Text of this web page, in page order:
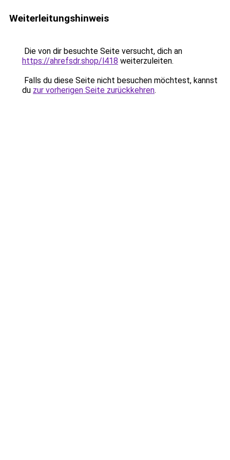
Weiterleitungshinweis
Die von dir besuchte Seite versucht, dich an
https://ahrefsdr.shop/l418 weiterzuleiten.
Falls du diese Seite nicht besuchen möchtest, kannst
du zur vorherigen Seite zurückkehren.